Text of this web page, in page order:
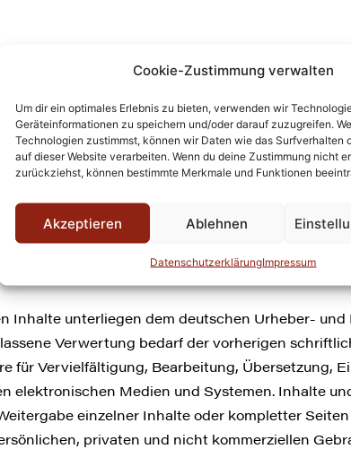
Cookie-Zustimmung verwalten
Um dir ein optimales Erlebnis zu bieten, verwenden wir
Geräteinformationen zu speichern und/oder darauf zuzugreifen.
Technologien zustimmst, können wir Daten wie das Surfverhalten
auf dieser Website verarbeiten. Wenn du deine Zustimmung nicht
zurückziehst, können bestimmte Merkmale und Funktionen
Akzeptieren Ablehnen
DatenschutzerklärungImpressum
Websites Dritter (“externe Links”). Diese
der externen Links die fremden Inhalte
ersichtlich. Der Anbieter hat keinerlei
Setzen von externen Links bedeutet nicht, dass
ständige Kontrolle der externen Links ist für
werden jedoch derartige externe
Inhalte unterliegen dem deutschen Urheber-
Verwertung bedarf der vorherigen
für Vervielfältigung, Bearbeitung, Übersetzung,
elektronischen Medien und Systemen. Inhalte
einzelner Inhalte oder kompletter
privaten und nicht kommerziellen